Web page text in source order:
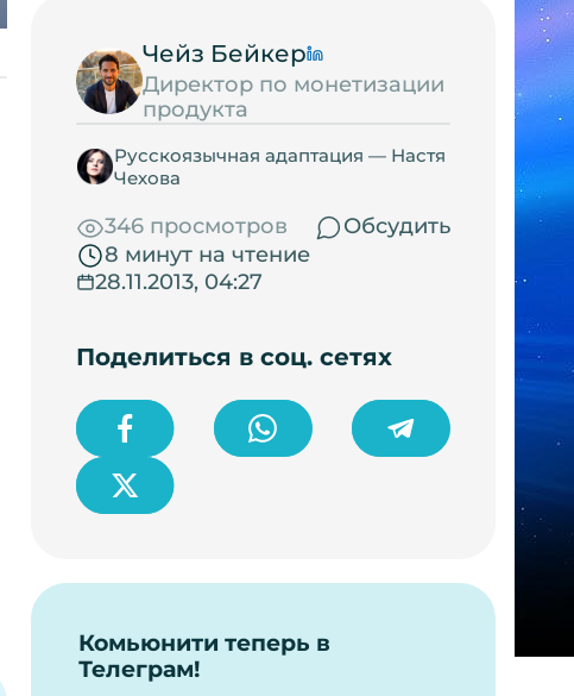
Чейз Бейкер
Директор по монетизации
продукта
Русскоязычная адаптация — Настя
Чехова
346 просмотров
Обсудить
8 минут на чтение
28.11.2013, 04:27
Поделиться в соц. сетях
Комьюнити теперь в
Телеграм!